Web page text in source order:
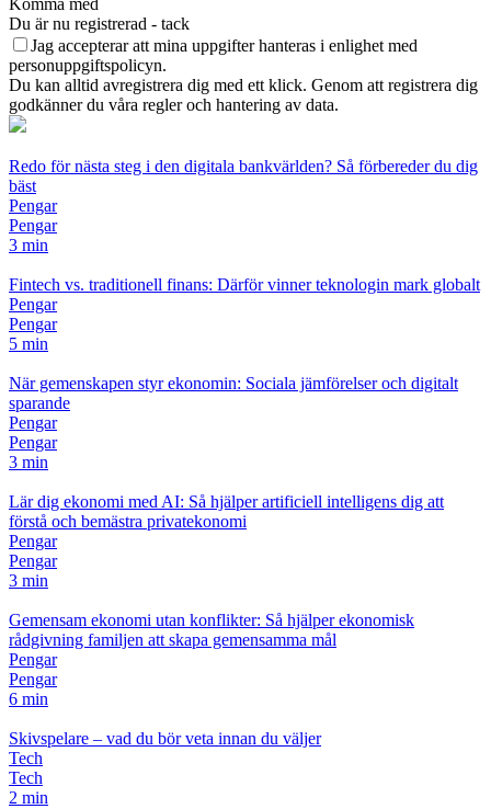
Komma med
Du är nu registrerad - tack
Jag accepterar att mina uppgifter hanteras i enlighet med
personuppgiftspolicyn.
Du kan alltid avregistrera dig med ett klick. Genom att registrera dig
godkänner du våra regler och hantering av data.
Redo för nästa steg i den digitala bankvärlden? Så förbereder du dig
bäst
Pengar
Pengar
3 min
Fintech vs. traditionell finans: Därför vinner teknologin mark globalt
Pengar
Pengar
5 min
När gemenskapen styr ekonomin: Sociala jämförelser och digitalt
sparande
Pengar
Pengar
3 min
Lär dig ekonomi med AI: Så hjälper artificiell intelligens dig att
förstå och bemästra privatekonomi
Pengar
Pengar
3 min
Gemensam ekonomi utan konflikter: Så hjälper ekonomisk
rådgivning familjen att skapa gemensamma mål
Pengar
Pengar
6 min
Skivspelare – vad du bör veta innan du väljer
Tech
Tech
2 min